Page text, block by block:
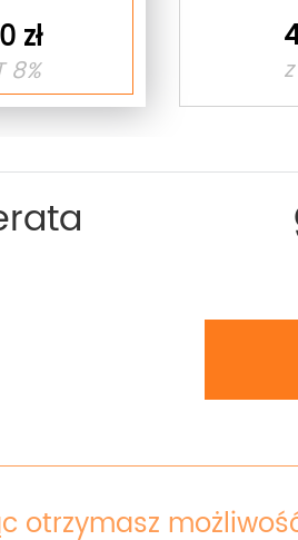
zł
8%
otrzymasz